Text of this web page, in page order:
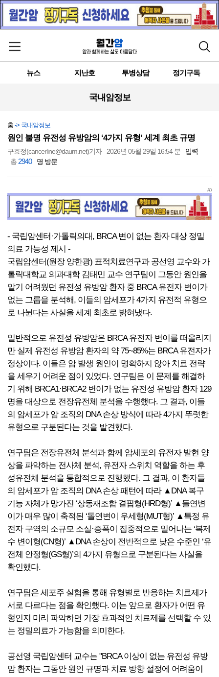
메뉴 열기 검색
뉴스 지난호 투병상담 정기구독
국내암정보
홈 -> 국내암정보
원인 불명 유전성 유방암의 ‘4가지 유형’ 세계 최초 규명
구효정(cancerline@daum.net)기자 2026년 05월 29일 16:54 분
입력
총 2940 명 방문
AD
- 국립암센터·가톨릭의대, BRCA 변이 없는 환자 대상 정밀
의료 가능성 제시 -
국립암센터(원장 양한광) 표적치료연구과 공선영 교수와 가
톨릭대학교 의과대학 김태민 교수 연구팀이 그동안 원인을
알기 어려웠던 유전성 유방암 환자 중 BRCA 유전자 변이가
없는 그룹을 분석해, 이들의 암세포가 4가지 유전적 유형으
로 나뉜다는 사실을 세계 최초로 밝혀냈다.
일반적으로 유전성 유방암은 BRCA 유전자 변이를 떠올리지
만 실제 유전성 유방암 환자의 약 75~85%는 BRCA 유전자가
정상이다. 이들은 암 발생 원인이 명확하지 않아 치료 전략
을 세우기 어려운 점이 있었다. 연구팀은 이 문제를 해결하
기 위해 BRCA1·BRCA2 변이가 없는 유전성 유방암 환자 129
명을 대상으로 전장유전체 분석을 수행했다. 그 결과, 이들
의 암세포가 암 조직의 DNA 손상 방식에 따라 4가지 뚜렷한
유형으로 구분된다는 것을 발견했다.
연구팀은 전장유전체 분석과 함께 암세포의 유전자 발현 양
상을 파악하는 전사체 분석, 유전자 스위치 역할을 하는 후
성유전체 분석을 통합적으로 진행했다. 그 결과, 이 환자들
의 암세포가 암 조직의 DNA 손상 패턴에 따라 ▲DNA 복구
기능 자체가 망가진 ‘상동재조합 결핍형(HRD형)’ ▲돌연변
이가 매우 많이 축적된 ‘돌연변이 우세형(MUT형)’ ▲특정 유
전자 구역의 소규모 소실·증폭이 집중적으로 일어나는 ‘복제
수 변이형(CN형)’ ▲DNA 손상이 전반적으로 낮은 수준인 ‘유
전체 안정형(GS형)’의 4가지 유형으로 구분된다는 사실을
확인했다.
연구팀은 세포주 실험을 통해 유형별로 반응하는 치료제가
서로 다르다는 점을 확인했다. 이는 앞으로 환자가 어떤 유
형인지 미리 파악하면 가장 효과적인 치료제를 선택할 수 있
는 정밀의료가 가능함을 의미한다.
공선영 국립암센터 교수는 "BRCA 이상이 없는 유전성 유방
암 환자는 그동안 원인 규명과 치료 방향 설정에 어려움이